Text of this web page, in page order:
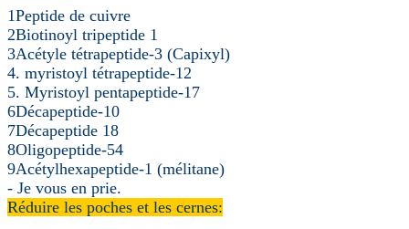
1Peptide de cuivre
2Biotinoyl tripeptide 1
3Acétyle tétrapeptide-3 (Capixyl)
4. myristoyl tétrapeptide-12
5. Myristoyl pentapeptide-17
6Décapeptide-10
7Décapeptide 18
8Oligopeptide-54
9Acétylhexapeptide-1 (mélitane)
- Je vous en prie.
Réduire les poches et les cernes: